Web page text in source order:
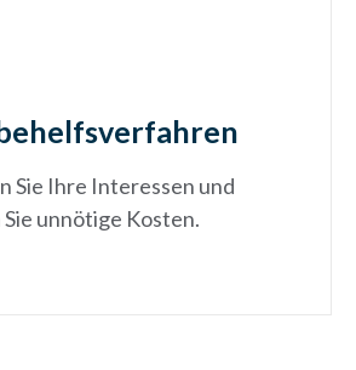
Sie Ihre Interessen und
unnötige Kosten.